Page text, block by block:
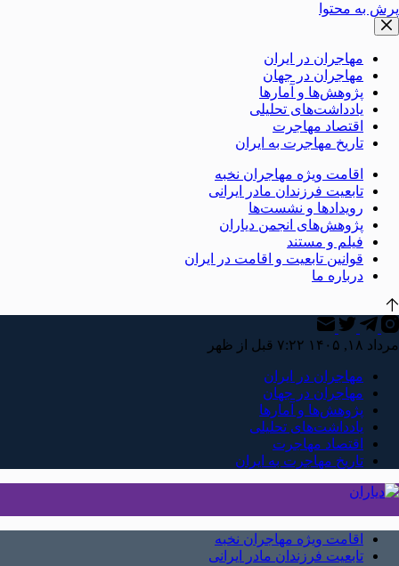
پرش به محتوا
مهاجران در ایران
مهاجران در جهان
پژوهش‌ها و آمارها
یادداشت‌های تحلیلی
اقتصاد مهاجرت
تاریخ مهاجرت به ایران
اقامت ویژه مهاجران نخبه
تابعیت فرزندان مادر ایرانی
رویدادها و نشست‌ها
پژوهش‌های انجمن دیاران
فیلم و مستند
قوانین تابعیت و اقامت در ایران
درباره ما
مرداد ۱۸, ۱۴۰۵ ۷:۲۲ قبل از ظهر
مهاجران در ایران
مهاجران در جهان
پژوهش‌ها و آمارها
یادداشت‌های تحلیلی
اقتصاد مهاجرت
تاریخ مهاجرت به ایران
اقامت ویژه مهاجران نخبه
تابعیت فرزندان مادر ایرانی